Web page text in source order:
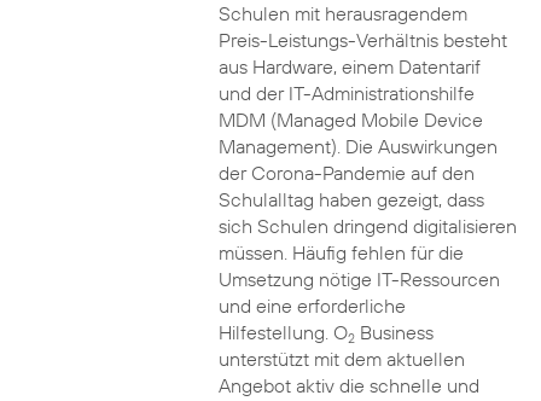
Schulen mit herausragendem
Preis-Leistungs-Verhältnis besteht
aus Hardware, einem Datentarif
und der IT-Administrationshilfe
MDM (Managed Mobile Device
Management). Die Auswirkungen
der Corona-Pandemie auf den
Schulalltag haben gezeigt, dass
sich Schulen dringend digitalisieren
müssen. Häufig fehlen für die
Umsetzung nötige IT-Ressourcen
und eine erforderliche
Hilfestellung. O2Business
unterstützt mit dem aktuellen
Angebot aktiv die schnelle und